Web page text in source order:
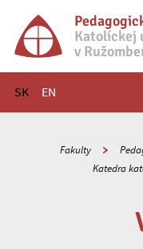
Katolíckej
v
SK EN
Hlavné menu
Fakulty
Katedra